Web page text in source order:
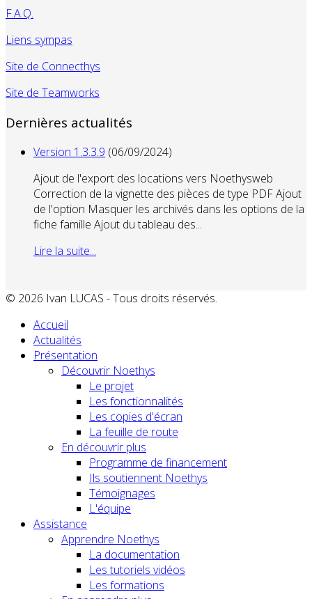
F.A.Q.
Liens sympas
Site de Connecthys
Site de Teamworks
Dernières actualités
Version 1.3.3.9 (06/09/2024)
Ajout de l'export des locations vers Noethysweb
Correction de la vignette des pièces de type PDF Ajout
de l'option Masquer les archivés dans les options de la
fiche famille Ajout du tableau des...
Lire la suite...
© 2026 Ivan LUCAS - Tous droits réservés.
Accueil
Actualités
Présentation
Découvrir Noethys
Le projet
Les fonctionnalités
Les copies d'écran
La feuille de route
En découvrir plus
Programme de financement
Ils soutiennent Noethys
Témoignages
L'équipe
Assistance
Apprendre Noethys
La documentation
Les tutoriels vidéos
Les formations